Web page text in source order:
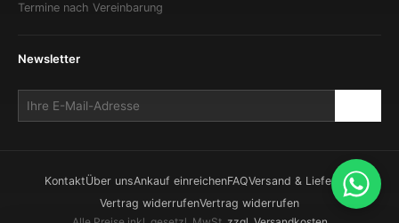
Termine nach Vereinbarung
Newsletter
KontaktÜber unsAnkauf einreichenFAQVersand & Lieferung
Vertrag widerrufenVertrag widerrufen